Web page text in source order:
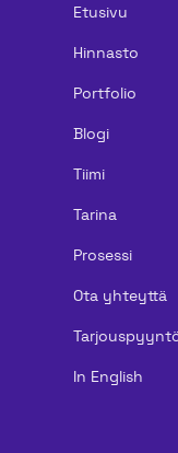
Etusivu
Hinnasto
Portfolio
Blogi
Tiimi
Tarina
Prosessi
Ota yhteyttä
In English